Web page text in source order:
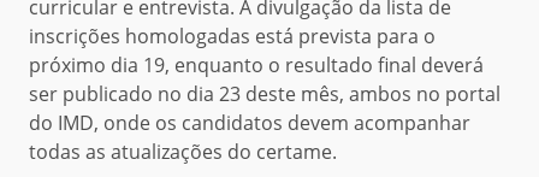
curricular e entrevista. A divulgação da lista de
inscrições homologadas está prevista para o
próximo dia 19, enquanto o resultado final deverá
ser publicado no dia 23 deste mês, ambos no portal
do IMD, onde os candidatos devem acompanhar
todas as atualizações do certame.